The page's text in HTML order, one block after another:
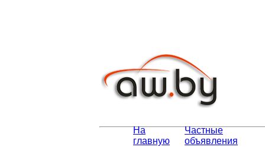
На
главную
Частные
объявления